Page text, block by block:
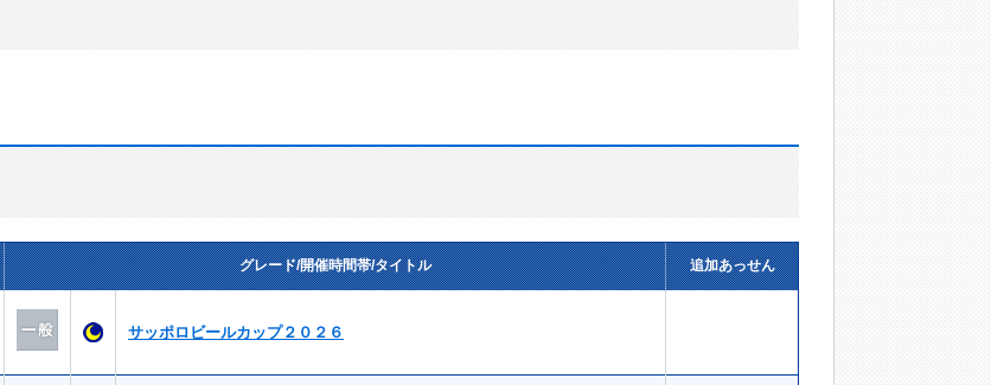
グレード/開催時間帯/タイトル 追加あっせん
サッポロビールカップ２０２６